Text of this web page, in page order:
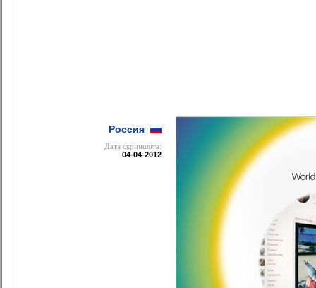
Россия
Дата cкриншота:
04-04-2012